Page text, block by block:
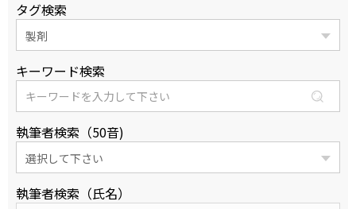
タグ検索
キーワード検索
執筆者検索（50音)
執筆者検索（氏名）